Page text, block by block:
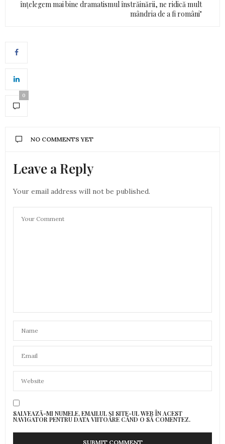
înțelegem mai bine dramatismul înstrăinării, ne ridică mult
mândria de a fi români"
0
NO COMMENTS YET
Leave a Reply
Your email address will not be published.
SALVEAZĂ-MI NUMELE, EMAILUL ȘI SITE-UL WEB ÎN ACEST
NAVIGATOR PENTRU DATA VIITOARE CÂND O SĂ COMENTEZ.